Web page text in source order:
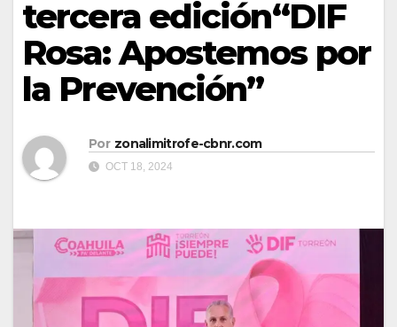
tercera edición“DIF
Rosa: Apostemos por
la Prevención”
Por zonalimitrofe-cbnr.com
OCT 18, 2024